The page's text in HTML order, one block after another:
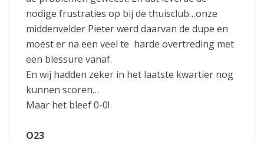
nodige frustraties op bij de thuisclub…onze
middenvelder Pieter werd daarvan de dupe en
moest er na een veel te harde overtreding met
een blessure vanaf.
En wij hadden zeker in het laatste kwartier nog
kunnen scoren…
Maar het bleef 0-0!
O23